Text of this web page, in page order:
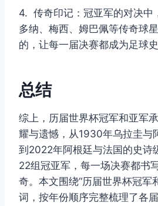
4. 传奇印记：冠亚军的对决中
多纳、梅西、姆巴佩等传奇球
的，让每一届决赛都成为足球
总结
综上，历届世界杯冠军和亚军
耀与遗憾，从1930年乌拉圭与
到2022年阿根廷与法国的史诗
22组冠亚军，每一场决赛都书
奇。本文围绕“历届世界杯冠军
词，按年份顺序完整梳理了各